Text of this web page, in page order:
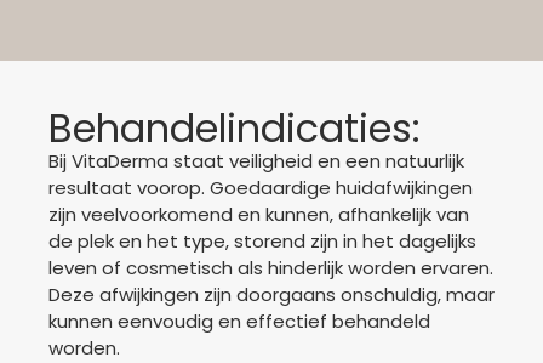
Behandelindicaties:
Bij VitaDerma staat veiligheid en een natuurlijk
resultaat voorop. Goedaardige huidafwijkingen
zijn veelvoorkomend en kunnen, afhankelijk van
de plek en het type, storend zijn in het dagelijks
leven of cosmetisch als hinderlijk worden ervaren.
Deze afwijkingen zijn doorgaans onschuldig, maar
kunnen eenvoudig en effectief behandeld
worden.